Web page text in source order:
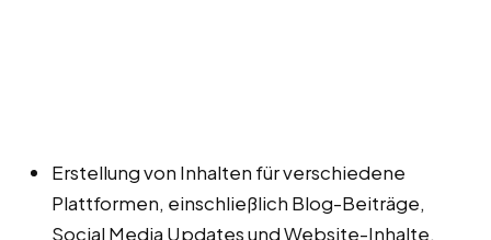
Erstellung von Inhalten für verschiedene
Plattformen, einschließlich Blog-Beiträge,
Social Media Updates und Website-Inhalte.